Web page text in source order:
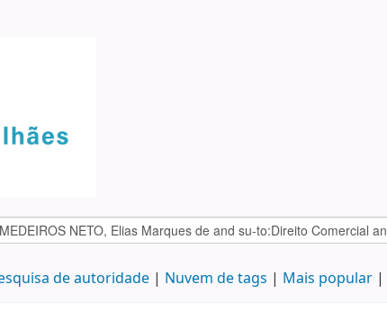
de autoridade Nuvem de tags Mais popular